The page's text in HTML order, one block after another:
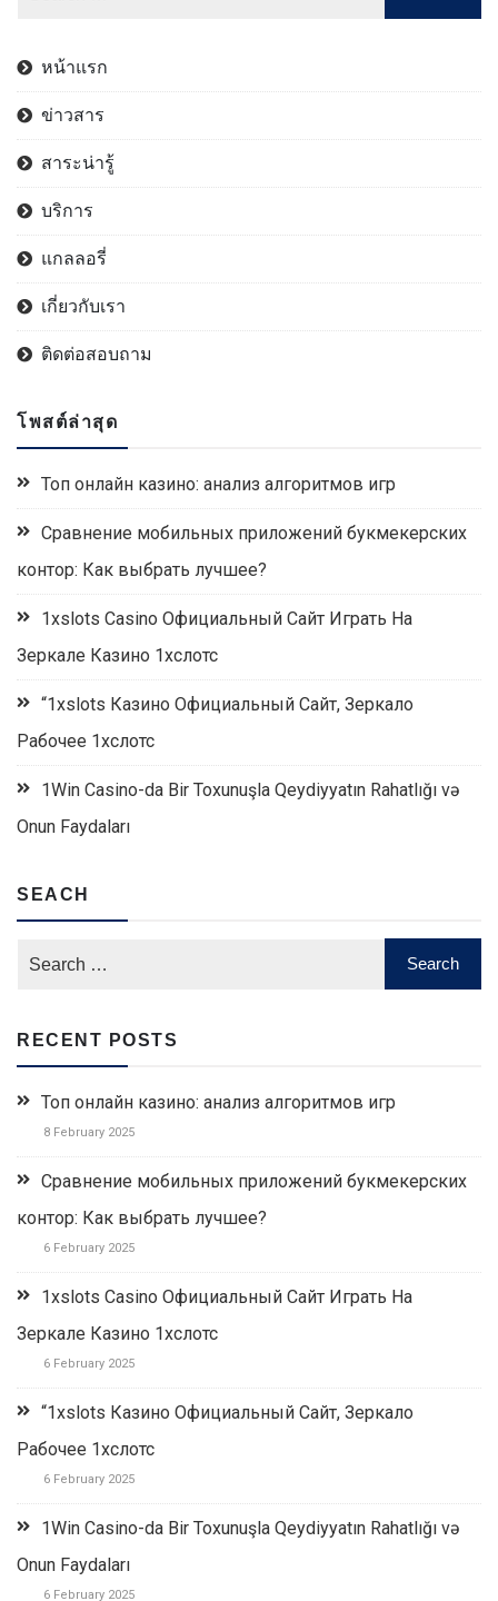
หน้าแรก
ข่าวสาร
สาระน่ารู้
บริการ
แกลลอรี่
เกี่ยวกับเรา
ติดต่อสอบถาม
โพสต์ล่าสุด
Топ онлайн казино: анализ алгоритмов игр
Сравнение мобильных приложений букмекерских
контор: Как выбрать лучшее?
1xslots Casino Официальный Сайт Играть На
Зеркале Казино 1хслотс
“1xslots Казино Официальный Сайт, Зеркало
Рабочее 1хслотс
1Win Casino-da Bir Toxunuşla Qeydiyyatın Rahatlığı və
Onun Faydaları
SEACH
RECENT POSTS
Топ онлайн казино: анализ алгоритмов игр
8 February 2025
Сравнение мобильных приложений букмекерских
контор: Как выбрать лучшее?
6 February 2025
1xslots Casino Официальный Сайт Играть На
Зеркале Казино 1хслотс
6 February 2025
“1xslots Казино Официальный Сайт, Зеркало
Рабочее 1хслотс
6 February 2025
1Win Casino-da Bir Toxunuşla Qeydiyyatın Rahatlığı və
Onun Faydaları
6 February 2025